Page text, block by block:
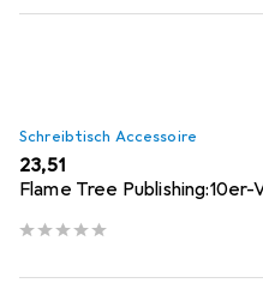
Schreibtisch Accessoire
EUR
23,51
Flame Tree Publishing:10er-